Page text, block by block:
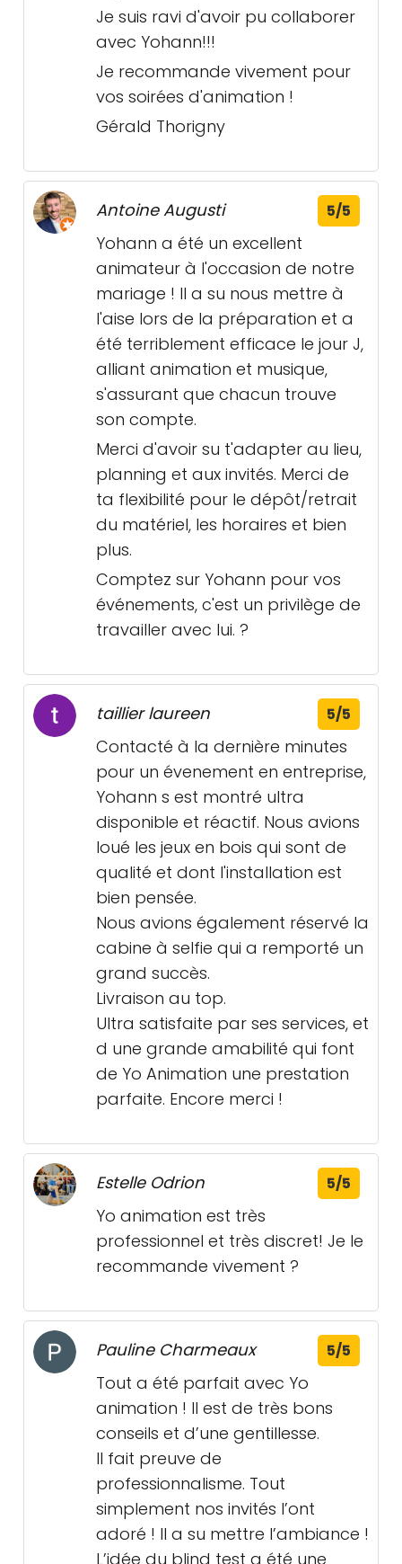
Je suis ravi d'avoir pu collaborer
avec Yohann!!!
Je recommande vivement pour
vos soirées d'animation !
Gérald Thorigny
Antoine Augusti 5/5
Yohann a été un excellent
animateur à l'occasion de notre
mariage ! Il a su nous mettre à
l'aise lors de la préparation et a
été terriblement efficace le jour J,
alliant animation et musique,
s'assurant que chacun trouve
son compte.
Merci d'avoir su t'adapter au lieu,
planning et aux invités. Merci de
ta flexibilité pour le dépôt/retrait
du matériel, les horaires et bien
plus.
Comptez sur Yohann pour vos
événements, c'est un privilège de
travailler avec lui. ?
taillier laureen 5/5
Contacté à la dernière minutes
pour un évenement en entreprise,
Yohann s est montré ultra
disponible et réactif. Nous avions
loué les jeux en bois qui sont de
qualité et dont l'installation est
bien pensée.
Nous avions également réservé la
cabine à selfie qui a remporté un
grand succès.
Livraison au top.
Ultra satisfaite par ses services, et
d une grande amabilité qui font
de Yo Animation une prestation
parfaite. Encore merci !
Estelle Odrion 5/5
Yo animation est très
professionnel et très discret! Je le
recommande vivement ?
Pauline Charmeaux 5/5
Tout a été parfait avec Yo
animation ! Il est de très bons
conseils et d’une gentillesse.
Il fait preuve de
professionnalisme. Tout
simplement nos invités l’ont
adoré ! Il a su mettre l’ambiance !
L’idée du blind test a été une